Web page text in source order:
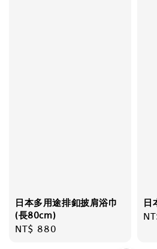
日本多用途排釦披肩浴巾
(長80cm)
Regular
NT$ 880
日